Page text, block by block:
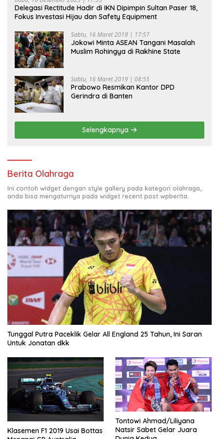
Delegasi Rectitude Hadir di IKN Dipimpin Sultan Paser 18,
Fokus Investasi Hijau dan Safety Equipment
Sabtu, 16 Maret 2019 | 17:57
Jokowi Minta ASEAN Tangani Masalah
Muslim Rohingya di Rakhine State
Sabtu, 16 Maret 2019 | 08:55
Prabowo Resmikan Kantor DPD
Gerindra di Banten
Selengkapnya
Berita Olahraga
Ini contoh widget dengan style gallery pada kategori olahraga,
anda bisa mengaturnya pada widget recent post wpberita.
Tunggal Putra Paceklik Gelar All England 25 Tahun, Ini Saran
Untuk Jonatan dkk
Klasemen F1 2019 Usai Bottas
Tontowi Ahmad/Liliyana
Natsir Sabet Gelar Juara